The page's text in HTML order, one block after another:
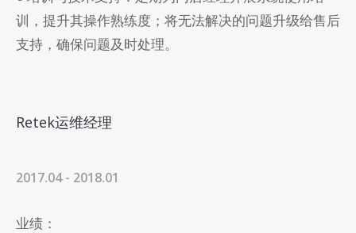
训，提升其操作熟练度；将无法解决的问题升级给售后
支持，确保问题及时处理。
Retek运维经理
2017.04 - 2018.01
业绩：